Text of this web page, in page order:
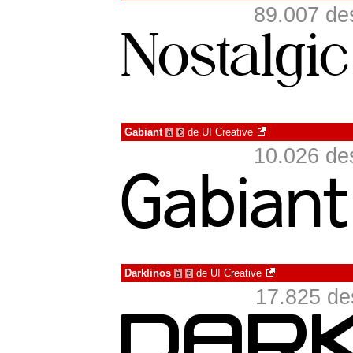
89.007
Gabiant à € de UI Creative
10.026
Darklinos à € de UI Creative
17.825